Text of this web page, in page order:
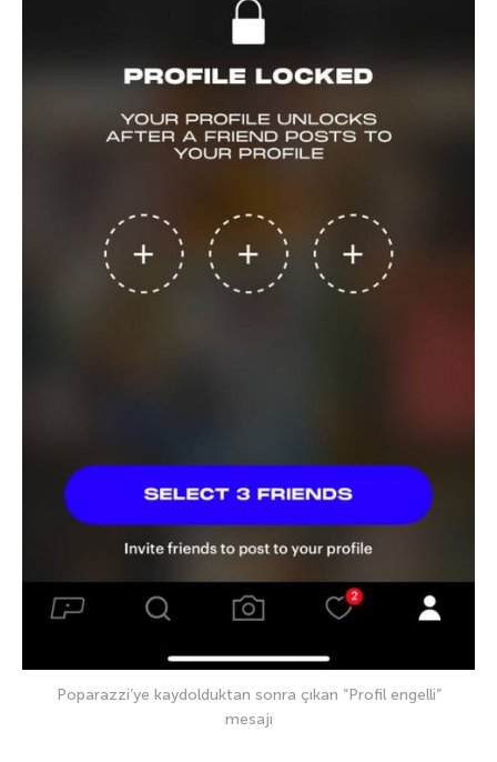
Poparazzi’ye kaydolduktan sonra çıkan “Profil engelli”
mesajı